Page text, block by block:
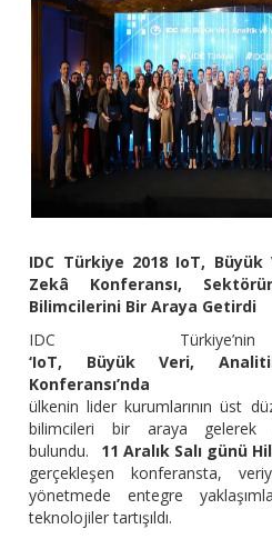
IDC Türkiye 2018 IoT,
Zekâ Konferansı,
Bilimcilerini Bir Araya Getirdi
IDC
‘IoT, Büyük Veri,
Konferansı’nda
ülkenin lider kurumlarının üst
bilimcileri bir araya gelerek
bulundu. 11 Aralık Salı günü
gerçekleşen konferansta,
yönetmede entegre
teknolojiler tartışıldı.